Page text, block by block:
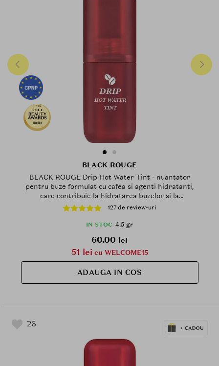
2025
Finalist
BLACK ROUGE
BLACK ROUGE Drip Hot Water Tint - nuantator
pentru buze formulat cu cafea si agenti hidratanti,
care contribuie la hidratarea buzelor si la
mentinerea confortului - 4,5 gr - LV9 Mauve Roasting
127 de review-uri
IN STOC 4.5 gr
60.00 lei
51 lei cu WELCOME15
ADAUGA IN COS
26